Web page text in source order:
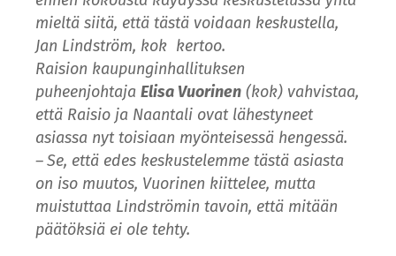
mieltä siitä, että tästä voidaan keskustella,
Jan Lindström, kok kertoo.
Raision kaupunginhallituksen
puheenjohtaja Elisa Vuorinen (kok) vahvistaa,
että Raisio ja Naantali ovat lähestyneet
asiassa nyt toisiaan myönteisessä hengessä.
– Se, että edes keskustelemme tästä asiasta
on iso muutos, Vuorinen kiittelee, mutta
muistuttaa Lindströmin tavoin, että mitään
päätöksiä ei ole tehty.